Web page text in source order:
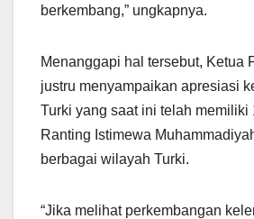
berkembang,” ungkapnya.
Menanggapi hal tersebut, Ketua
justru menyampaikan apresiasi
Turki yang saat ini telah memiliki
Ranting Istimewa
berbagai wilayah Turki.
“Jika melihat perkembangan